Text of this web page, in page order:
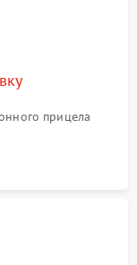
прицела